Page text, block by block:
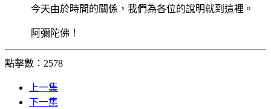
今天由於時間的關係，我們為各位的說明就到這裡。
阿彌陀佛！
點擊數：2578
上一集
下一集